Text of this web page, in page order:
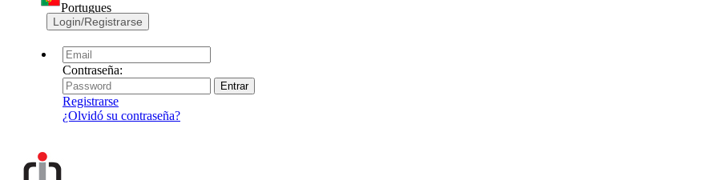
Portugues
Login/Registrarse
Contraseña:
Registrarse
¿Olvidó su contraseña?